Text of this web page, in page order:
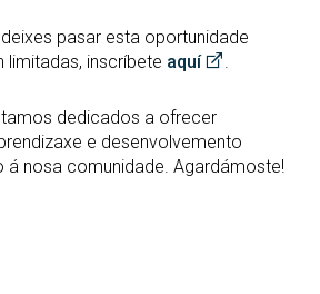
deixes pasar esta oportunidade
limitadas, inscríbete aquí .
dedicados a ofrecer
e desenvolvemento
á nosa comunidade. Agardámoste!